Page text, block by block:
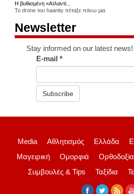
Η βυθισμένη «Ατλαντί...
Το drone του haanity πέταξε πάνω μια
Newsletter
Stay informed on our latest news!
E-mail*
Subscribe
Media Αθλητισμός Ελλάδα
Μαγειρική
Ομορφιά Ορθοδοξία
Συμβουλές & Tips
Ταξίδια